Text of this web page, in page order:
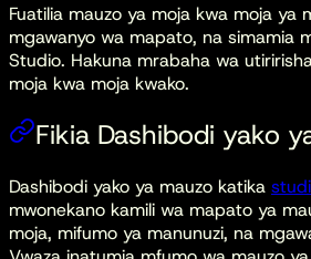
Fuatilia mauzo ya moja kwa moja ya
mgawanyo wa mapato, na simamia
Studio. Hakuna mrabaha wa
moja kwa moja kwako.
Fikia Dashibodi yako
Dashibodi yako ya mauzo katika
mwonekano kamili wa mapato ya
moja, mifumo ya manunuzi, na